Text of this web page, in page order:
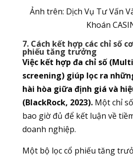
Ảnh trên: Dịch Vụ Tư Vấn
Khoán
7. Cách kết hợp các chỉ số
phiếu tăng trưởng
Việc kết hợp đa chỉ số
screening) giúp lọc ra
hài hòa giữa định giá và
(BlackRock, 2023).Một chỉ
bao giờ đủ để kết luận về
doanh nghiệp.
Một bộ lọc cổ phiếu tăng